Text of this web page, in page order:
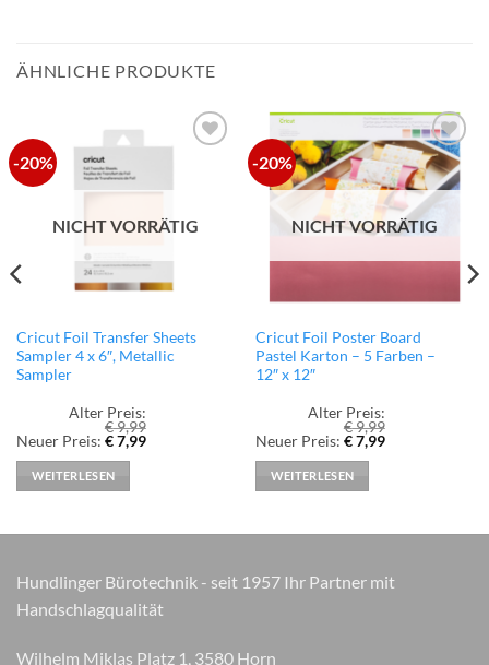
ÄHNLICHE PRODUKTE
-20%
hinzufügen
NICHT VORRÄTIG
Cricut Foil Transfer Sheets
Sampler 4 x 6″, Metallic
Sampler
Alter Preis:
€9,99
Ursprünglicher
war:
€ 9,99
Neuer Preis: €7,99Aktueller
WEITERLESEN
-20%
zur
Wunschliste
hinzufügen
NICHT VORRÄTIG
Cricut Foil Poster Board
Pastel Karton – 5 Farben –
12″ x 12″
Alter Preis:
€9,99
Ursprünglicher
war:
€ 9,99
Neuer Preis: €7,99Aktueller
WEITERLESEN
Hundlinger Bürotechnik - seit 1957 Ihr Partner mit
Handschlagqualität
Wilhelm Miklas Platz 1, 3580 Horn